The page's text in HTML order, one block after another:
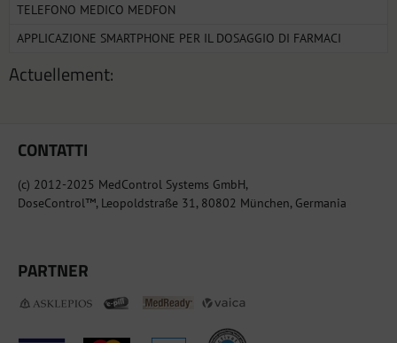
TELEFONO MEDICO MEDFON
APPLICAZIONE SMARTPHONE PER IL DOSAGGIO DI FARMACI
Actuellement:
CONTATTI
(c) 2012-2025 MedControl Systems GmbH,
DoseControl™, Leopoldstraße 31, 80802 München, Germania
PARTNER